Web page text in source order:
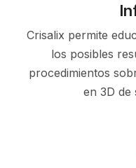
Crisalix permite
los posibles
procedimientos
en 3D